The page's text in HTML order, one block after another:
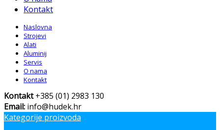
Kontakt
Naslovna
Strojevi
Alati
Aluminij
Servis
O nama
Kontakt
Kontakt+385 (01) 2983 130
Email: info@hudek.hr
Kategorije proizvoda